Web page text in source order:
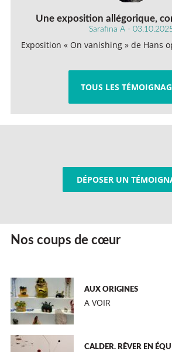
Une exposition allégorique,
Sarafina A -
Exposition « On vanishing » de Hans
TOUS LES
DÉPOSER UN
Nos coups de cœur
AUX ORIGINES
A VOIR
CALDER. RÊVER EN